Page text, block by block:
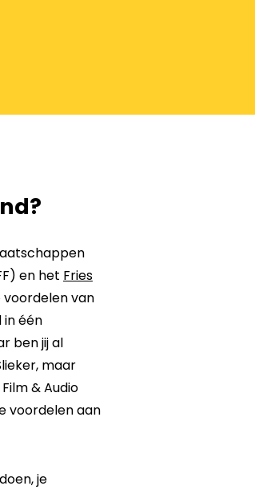
en het Fries
voordelen van
in één
ben jij al
maar
& Audio
voordelen aan
je